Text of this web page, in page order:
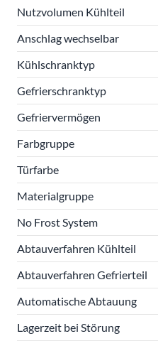
Nutzvolumen Kühlteil
Anschlag wechselbar
Kühlschranktyp
Gefrierschranktyp
Gefriervermögen
Farbgruppe
Türfarbe
Materialgruppe
No Frost System
Abtauverfahren Kühlteil
Abtauverfahren Gefrierteil
Automatische Abtauung
Lagerzeit bei Störung